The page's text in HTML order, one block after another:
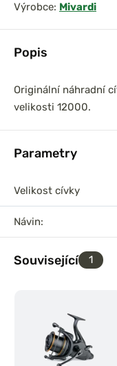
Popis
Originální náhradní
velikosti 12000.
Parametry
Velikost cívky
Návin:
Související 1
Výrobce: Mivardi